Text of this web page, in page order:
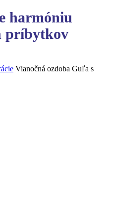
harmóniu
príbytkov
Vianočná ozdoba Guľa s